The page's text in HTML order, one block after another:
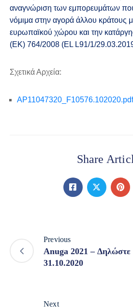
αναγνώριση των εμπορευμάτων
νόμιμα στην αγορά άλλου κράτους
ευρωπαϊκού χώρου και την
(ΕΚ) 764/2008 (EL L91/1/
Σχετικά Αρχεία:
AP11047320_F10576.102020.pdf
Share
Previous
Anuga 2021 – Δηλώστε
31.10.2020
Next